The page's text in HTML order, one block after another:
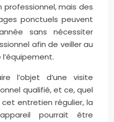
professionnel, mais des
ponctuels peuvent
sans nécessiter
afin de veiller au
l’objet d’une visite
qualifié, et ce, quel
entretien régulier, la
pourrait être